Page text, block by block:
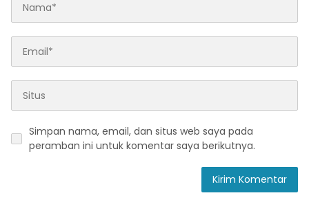
Simpan nama, email, dan situs web saya pada
peramban ini untuk komentar saya berikutnya.